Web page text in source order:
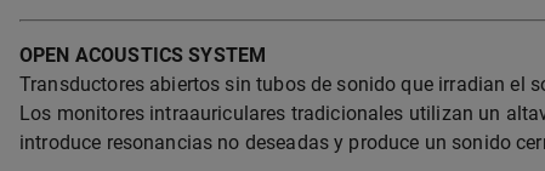
OPEN ACOUSTICS SYSTEM
Transductores abiertos sin tubos de sonido que irradian el
Los monitores intraauriculares tradicionales utilizan un
introduce resonancias no deseadas y produce un sonido